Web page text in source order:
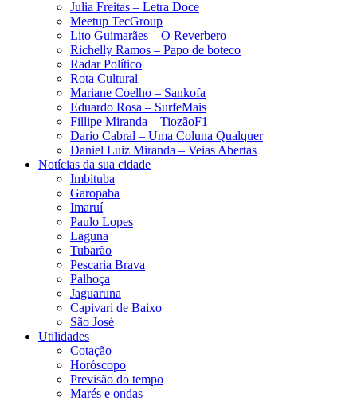
Julia Freitas​ – Letra Doce
Meetup TecGroup
Lito Guimarães – O Reverbero
Richelly Ramos​ – Papo de boteco
Radar Político
Rota Cultural
Mariane Coelho – Sankofa
Eduardo Rosa​ – SurfeMais
Fillipe Miranda – TiozãoF1
Dario Cabral – Uma Coluna Qualquer
Daniel Luiz Miranda – Veias Abertas
Notícias da sua cidade
Imbituba
Garopaba
Imaruí
Paulo Lopes
Laguna
Tubarão
Pescaria Brava
Palhoça
Jaguaruna
Capivari de Baixo
São José
Utilidades
Cotação
Horóscopo
Previsão do tempo
Marés e ondas